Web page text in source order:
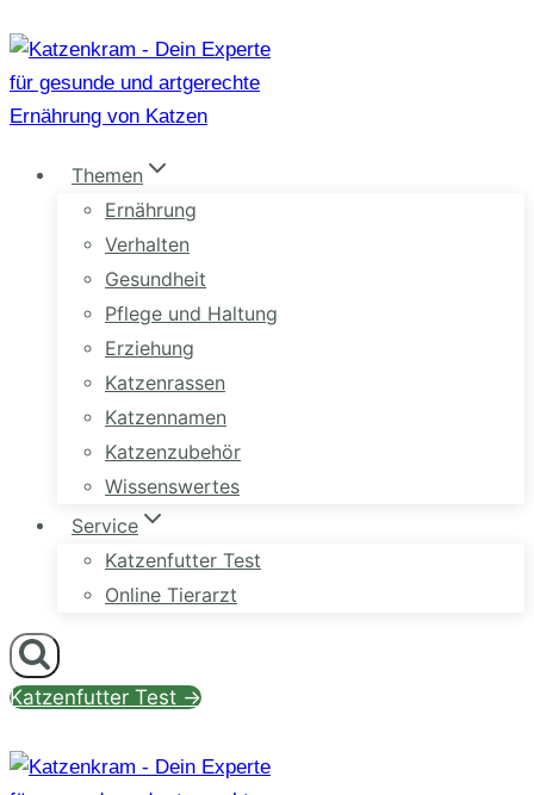
Inhalt
springen
Themen
Ernährung
Verhalten
Gesundheit
Pflege und Haltung
Erziehung
Katzenrassen
Katzennamen
Katzenzubehör
Wissenswertes
Service
Katzenfutter Test
Online Tierarzt
Katzenfutter Test →